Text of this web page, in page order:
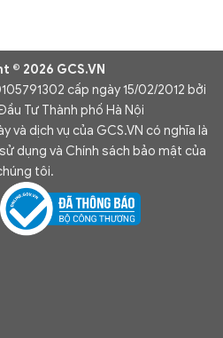
© 2026 GCS.VN
cấp ngày 15/02/2012 bởi
Tư Thành phố Hà Nội
và dịch vụ của GCS.VN có nghĩa là
dụng và Chính sách bảo mật của
tôi.